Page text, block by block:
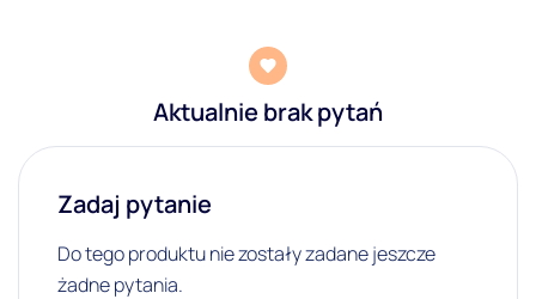
Aktualnie brak pytań
Zadaj pytanie
Do tego produktu nie zostały zadane jeszcze
żadne pytania.